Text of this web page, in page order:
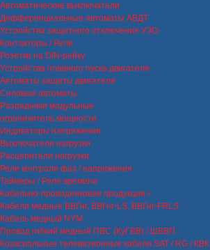
Автоматические выключатели
Дифференциальные автоматы АВДТ
Устройства защитного отключения УЗО
Контакторы / Реле
Розетки на DIN-рейку
Устройства плавного пуска двигателя
Автоматы защиты двигателя
Силовые автоматы
Разрядники модульные
ограничитель мощности
Индикаторы напряжения
Выключатели нагрузки
Расцепители нагрузки
Реле контроля фаз / напряжения
Таймеры / Реле времени
Кабельно-проводниковая продукция
Кабели медные ВВГнг, ВВГнг-LS, ВВГнг-FRLS
Кабель медный NYM
Провод гибкий медный ПВС (КуГВВ) / ШВВП
Коаксиальные телевизионные кабели SAT / RG / КВК